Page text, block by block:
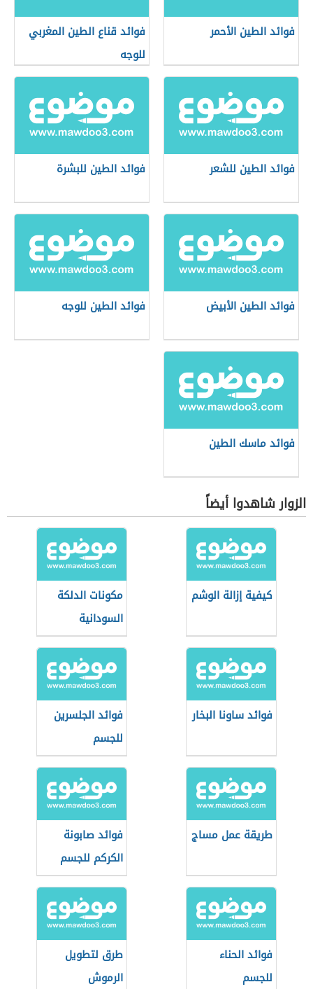
فوائد الطين الأحمر
فوائد قناع الطين المغربي
للوجه
فوائد الطين للشعر فوائد الطين للبشرة
فوائد الطين الأبيض فوائد الطين للوجه
فوائد ماسك الطين
الزوار شاهدوا أيضاً
كيفية إزالة الوشم
مكونات الدلكة
السودانية
فوائد ساونا البخار
فوائد الجلسرين
للجسم
طريقة عمل مساج
فوائد صابونة
الكركم للجسم
فوائد الحناء
للجسم
طرق لتطويل
الرموش